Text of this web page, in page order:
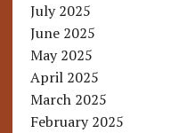
July 2025
June 2025
May 2025
April 2025
March 2025
February 2025